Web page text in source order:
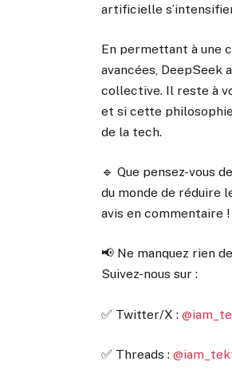
artificielle
En permettant à une
avancées, DeepSeek
collective. Il reste à
et si cette
de la tech.
🔹 Que pensez-vous
du monde de réduire
avis en commentaire !
📢 Ne manquez rien
Suivez-nous sur :
✅ Twitter/X :
✅ Threads :